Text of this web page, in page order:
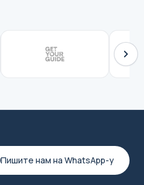
Пишите нам на WhatsApp-у